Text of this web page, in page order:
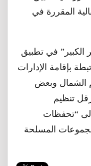
المقررة في
بإقامة الإدارات
الشمال وبعض
تنظيم
“تحفظات
المسلحة